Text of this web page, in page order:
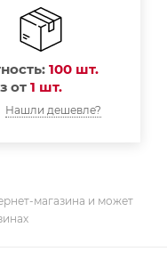
100 шт.
от 1 шт.
Нашли дешевле?
магазина и может